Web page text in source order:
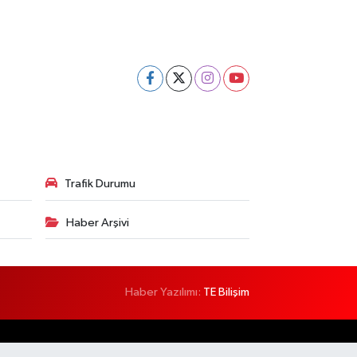
Trafik Durumu
Haber Arşivi
Haber Yazılımı: TE Bilişim